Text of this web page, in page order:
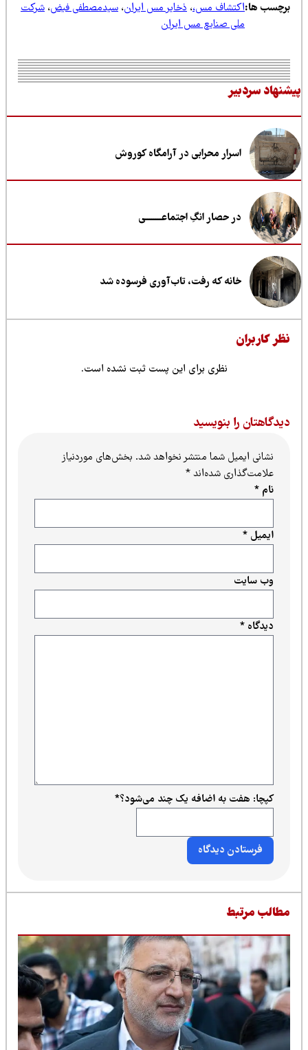
مس، ،ذخایر مس ایران ،سیدمصطفی فیض،شرکت
صنایع مس ایران
اسرار محرابی در آرامگاه کوروش
در حصار انگِ اجتماعــــــــی
خانه که رفت، تاب‌آوری فرسوده شد
نظری برای این پست ثبت نشده است.
بنویسید
شما منتشر نخواهد شد.بخش‌های موردنیاز
شده‌اند*
به اضافه یک چند می‌شود؟*